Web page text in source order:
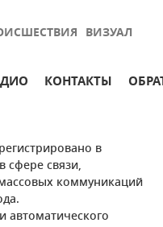
ВИЗУАЛ
КОНТАКТЫ
в
сфере связи,
коммуникаций
автоматического